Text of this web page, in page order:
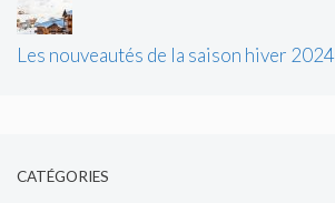
Les nouveautés de la saison hiver 2024
CATÉGORIES